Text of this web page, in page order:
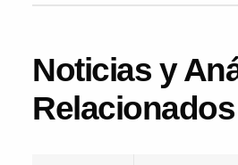
Noticias y
Relacionados